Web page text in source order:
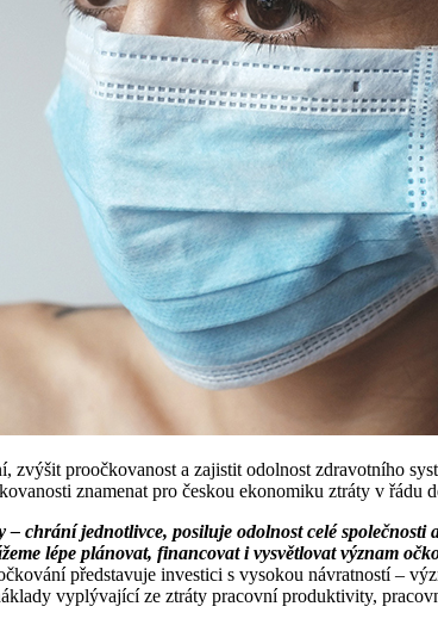
proočkovanost a zajistit odolnost zdravotního
znamenat pro českou ekonomiku ztráty v řádu
chrání jednotlivce, posiluje odolnost celé
lépe plánovat, financovat i vysvětlovat význam
představuje investici s vysokou návratností –
vyplývající ze ztráty pracovní produktivity,